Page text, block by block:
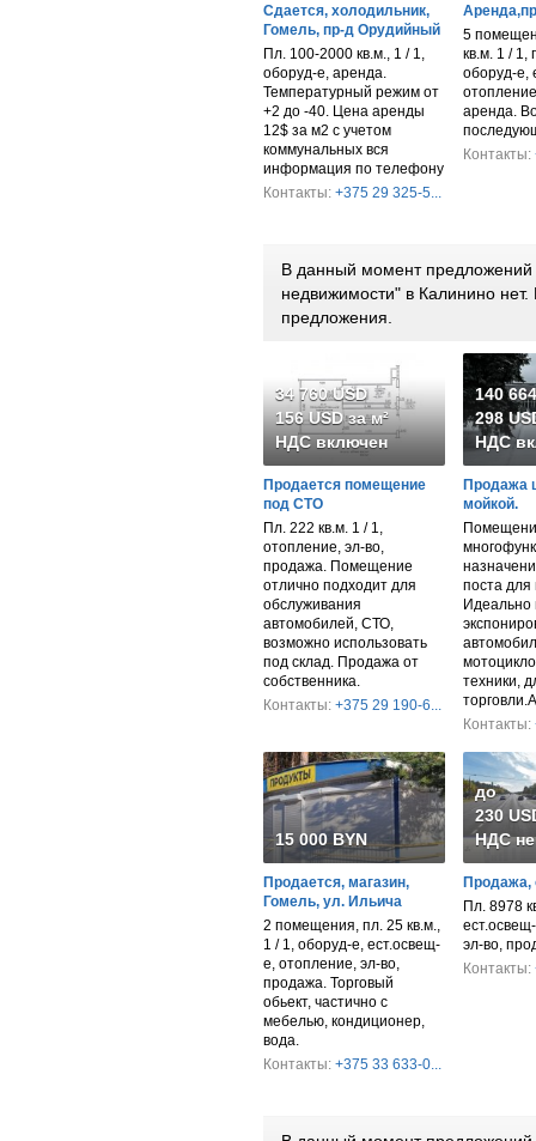
Сдается, холодильник,
Гомель, пр-д Орудийный
Пл. 100-2000 кв.м., 1 / 1,
оборуд-е, аренда.
Температурный режим от
+2 до -40. Цена аренды
12$ за м2 с учетом
коммунальных вся
информация по телефону
Контакты: +375 29 325-5...
5
кв.м. 1 / 1,
оборуд-е,
аренда.
Контакты:
В данный момент
недвижимости" в Калинино
предложения.
34 760 USD
156 USD за м²
НДС включен
Продается помещение
под СТО
Пл. 222 кв.м. 1 / 1,
отопление, эл-во,
продажа. Помещение
отлично подходит для
обслуживания
автомобилей, СТО,
возможно использовать
под склад. Продажа от
собственника.
Контакты: +375 29 190-6...
140
298
НДС
Продажа
мойкой.
поста для
Идеально
техники,
Контакты:
15 000 BYN
Продается, магазин,
Гомель, ул. Ильича
2 помещения, пл. 25 кв.м.,
1 / 1, оборуд-е, ест.освещ-
е, отопление, эл-во,
продажа. Торговый
обьект, частично с
мебелью, кондиционер,
вода.
Контакты: +375 33 633-0...
до
230
НДС
Продажа,
Пл. 8978
эл-во,
Контакты: